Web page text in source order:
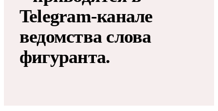
Telegram-канале
ведомства слова
фигуранта.